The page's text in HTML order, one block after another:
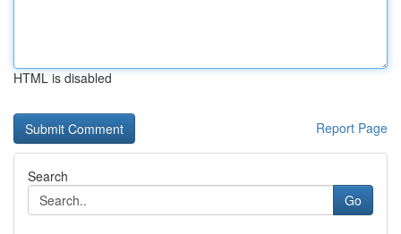
HTML is disabled
Report Page
Search
Go